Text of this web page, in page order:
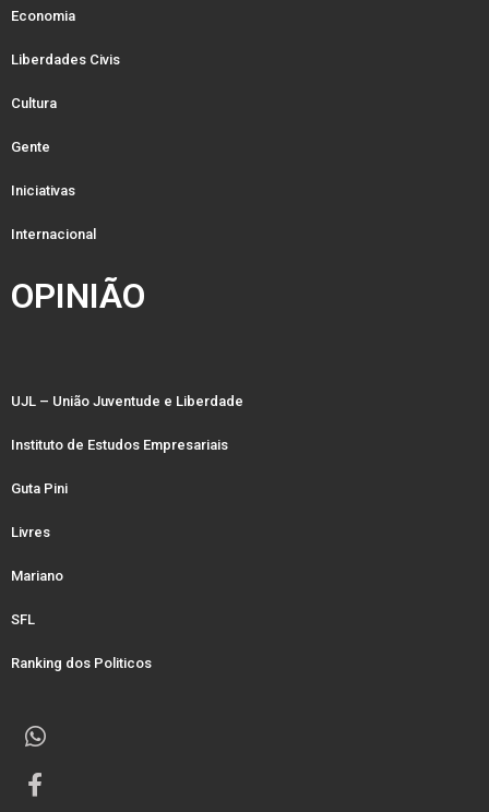
Economia
Liberdades Civis
Cultura
Gente
Iniciativas
Internacional
OPINIÃO
UJL – União Juventude e Liberdade
Instituto de Estudos Empresariais
Guta Pini
Livres
Mariano
SFL
Ranking dos Politicos